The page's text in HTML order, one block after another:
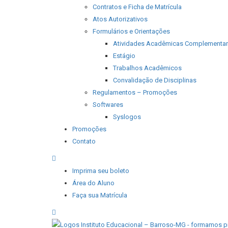
Contratos e Ficha de Matrícula
Atos Autorizativos
Formulários e Orientações
Atividades Acadêmicas
Estágio
Trabalhos Acadêmicos
Convalidação de Disciplinas
Regulamentos – Promoções
Softwares
Syslogos
Promoções
Contato
Imprima seu boleto
Área do Aluno
Faça sua Matrícula